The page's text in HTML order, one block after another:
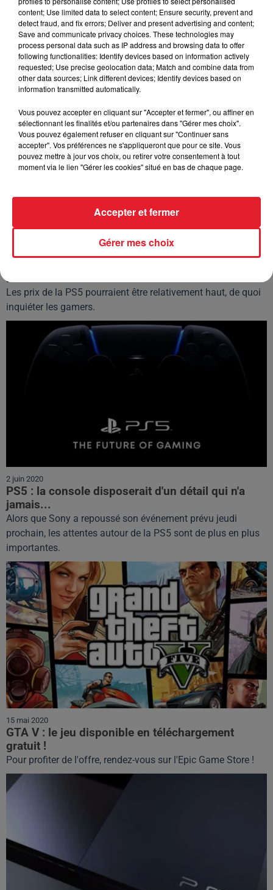
12 juin 2020
PlayStation 5 : son prix fuite sur Amazon
[PHOTO]
Le design de la prochaine PS5 a été dévoilé par Sony tandis
que son prix aurait fuité sur Amazon !
le monde !
Les prix de la PS5 pourraient être relativement haut, de quoi
inquiéter les gamers.
2 juin 2020
PS5 : la console disposerait d'un détail qui n'a
jamais...
Alors que Sony a repoussé son événement prévu jeudi
prochain, les attentes autour de la PS5 sont de plus en plus
importantes.
15 mai 2020
GTA V : le jeu disponible en téléchargement
gratuit !
Pour profiter de l'offre, rendez-vous sur l'Epic Game Store !
content; Use limited data to select content; Ensure security, prevent and
detect fraud, and fix errors; Deliver and present advertising and content;
Save and communicate privacy choices. These technologies may
process personal data such as IP address and browsing data to offer
following functionalities: Identify devices based on information actively
requested; Use precise geolocation data; Match and combine data from
other data sources; Link different devices; Identify devices based on
information transmitted automatically.
Vous pouvez accepter en cliquant sur "Accepter et fermer", ou affiner en
sélectionnant les finalités et/ou partenaires dans "Gérer mes choix".
Vous pouvez également refuser en cliquant sur "Continuer sans
accepter". Vos préférences ne s'appliqueront que pour ce site. Vous
pouvez mettre à jour vos choix, ou retirer votre consentement à tout
moment via le lien "Gérer les cookies" situé en bas de chaque page.
Gérer mes choix
Accepter et fermer